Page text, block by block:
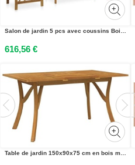
Salon de jardin 5 pcs avec coussins Bois dacacia solide
616,56 €
Table de jardin 150x90x75 cm en bois massif dacacia